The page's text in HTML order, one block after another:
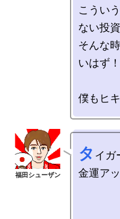
こうい
ない投資
そんな
いはず！
タ イガ
金運ア